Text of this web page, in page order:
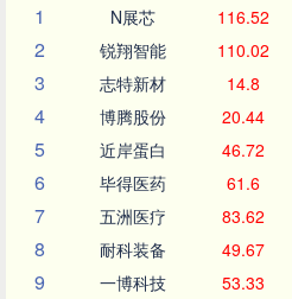
1
N展芯 116.52
2 锐翔智能 110.02
3 志特新材 14.8
4 博腾股份 20.44
5 近岸蛋白 46.72
6 毕得医药 61.6
7 五洲医疗 83.62
8 耐科装备 49.67
9 一博科技 53.33